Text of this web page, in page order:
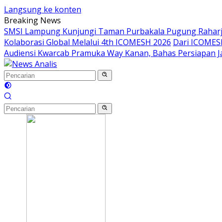
Langsung ke konten
Breaking News
SMSI Lampung Kunjungi Taman Purbakala Pugung
Kolaborasi Global Melalui 4th ICOMESH 2026 Dari
Audiensi Kwarcab Pramuka Way Kanan, Bahas Persiapan